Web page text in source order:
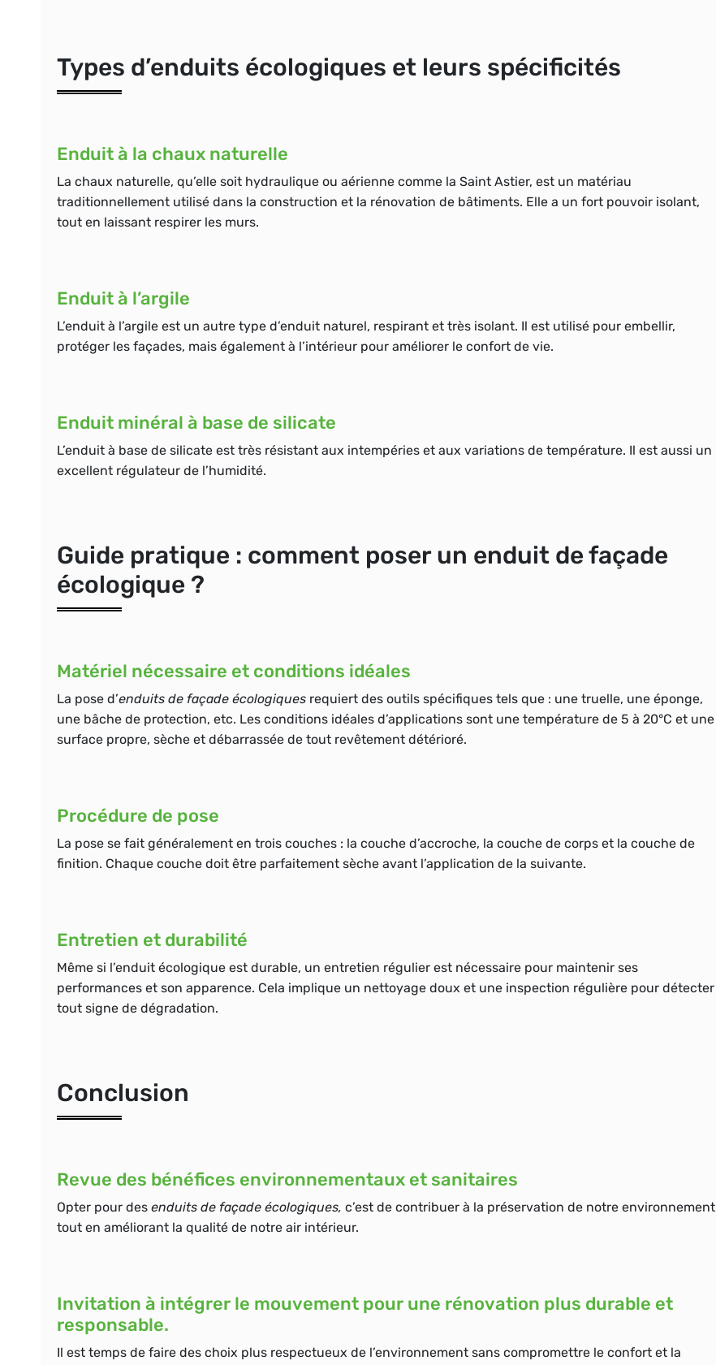
Types d’enduits écologiques et leurs spécificités
Enduit à la chaux naturelle
La chaux naturelle, qu’elle soit hydraulique ou aérienne comme la Saint Astier, est un matériau
traditionnellement utilisé dans la construction et la rénovation de bâtiments. Elle a un fort pouvoir isolant,
tout en laissant respirer les murs.
Enduit à l’argile
L’enduit à l’argile est un autre type d’enduit naturel, respirant et très isolant. Il est utilisé pour embellir,
protéger les façades, mais également à l’intérieur pour améliorer le confort de vie.
Enduit minéral à base de silicate
L’enduit à base de silicate est très résistant aux intempéries et aux variations de température. Il est aussi un
excellent régulateur de l’humidité.
Guide pratique : comment poser un enduit de façade
écologique ?
Matériel nécessaire et conditions idéales
La pose d’enduits de façade écologiques requiert des outils spécifiques tels que : une truelle, une éponge,
une bâche de protection, etc. Les conditions idéales d’applications sont une température de 5 à 20°C et une
surface propre, sèche et débarrassée de tout revêtement détérioré.
Procédure de pose
La pose se fait généralement en trois couches : la couche d’accroche, la couche de corps et la couche de
finition. Chaque couche doit être parfaitement sèche avant l’application de la suivante.
Entretien et durabilité
Même si l’enduit écologique est durable, un entretien régulier est nécessaire pour maintenir ses
performances et son apparence. Cela implique un nettoyage doux et une inspection régulière pour détecter
tout signe de dégradation.
Conclusion
Revue des bénéfices environnementaux et sanitaires
Opter pour des enduits de façade écologiques, c’est de contribuer à la préservation de notre environnement
tout en améliorant la qualité de notre air intérieur.
Invitation à intégrer le mouvement pour une rénovation plus durable et
responsable.
Il est temps de faire des choix plus respectueux de l’environnement sans compromettre le confort et la